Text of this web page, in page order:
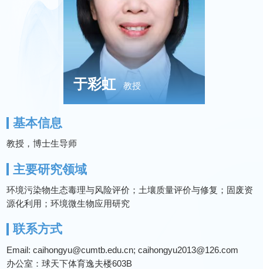
于彩虹 教授
基本信息
教授，博士生导师
主要研究领域
环境污染物生态毒理与风险评价；土壤质量评价与修复；固废资
源化利用；环境微生物应用研究
联系方式
Email: caihongyu@cumtb.edu.cn; caihongyu2013@126.com
办公室：球天下体育逸夫楼603B